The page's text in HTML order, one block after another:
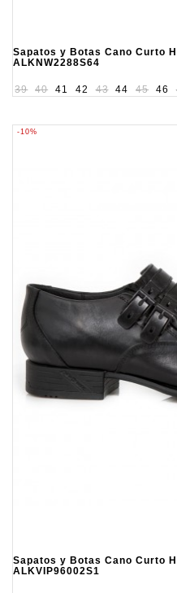
Sapatos y Botas Cano Curto
ALKNW2288S64
39 40 41 42 43 44 45 46
-10%
Sapatos y Botas Cano Curto
ALKVIP96002S1